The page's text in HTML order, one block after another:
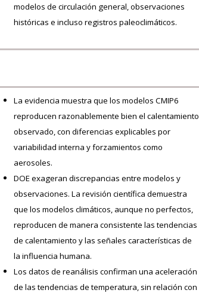
modelos de circulación general, observaciones
históricas e incluso registros paleoclimáticos.
La evidencia muestra que los modelos CMIP6
reproducen razonablemente bien el calentamiento
observado, con diferencias explicables por
variabilidad interna y forzamientos como
aerosoles.
DOE exageran discrepancias entre modelos y
observaciones. La revisión científica demuestra
que los modelos climáticos, aunque no perfectos,
reproducen de manera consistente las tendencias
de calentamiento y las señales características de
la influencia humana.
Los datos de reanálisis confirman una aceleración
de las tendencias de temperatura, sin relación con